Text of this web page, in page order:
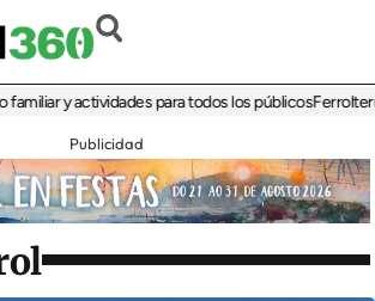
y actividades para todos los públicosFerrolterra
Publicidad